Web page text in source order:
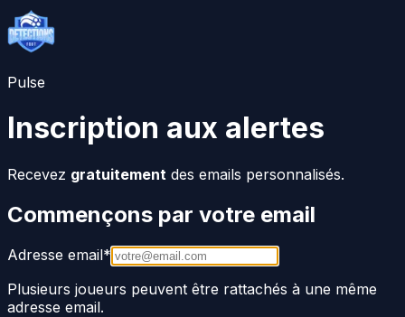
Pulse
Inscription aux alertes
Recevez gratuitement des emails personnalisés.
Commençons par votre email
Adresse email*
Plusieurs joueurs peuvent être rattachés à une même
adresse email.